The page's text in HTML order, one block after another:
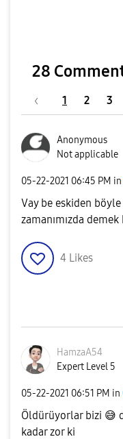
28
1 2 3
Anonymous
Not applicable
‎05-22-2021 06:45 PM in
Vay be eskiden
zamanımızda
4 Likes
HamzaA54
Expert Level 5
‎05-22-2021 06:51 PM in
Öldürüyorlar bizi 😅
kadar zor ki